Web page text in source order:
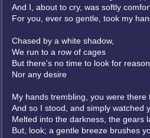
And I, about to cry, was softly
For you, ever so gentle, took my
Chased by a white shadow,
We run to a row of cages
But there's no time to look for
Nor any desire
My hands trembling, you were there
And so I stood, and simply watched
Melted into the darkness, the gears
But, look; a gentle breeze brushes